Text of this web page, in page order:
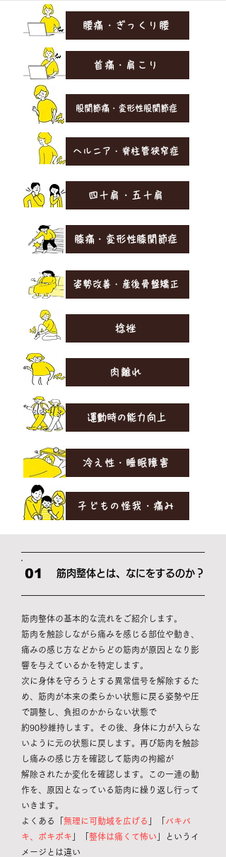
腰痛・ぎっくり腰
首痛・肩こり
股関節痛・変形性股関節症
ヘルニア・脊柱管狭窄症
四十肩・五十肩
膝痛・変形性膝関節症
姿勢改善・産後骨盤矯正
捻挫
肉離れ
運動時の能力向上
冷え性・睡眠障害
子どもの怪我・痛み
01 筋肉整体とは、なにをするのか？
筋肉整体の基本的な流れをご紹介します。
筋肉を触診しながら痛みを感じる部位や動き、
痛みの感じ方などからどの筋肉が原因となり影
響を与えているかを特定します。
次に身体を守ろうとする異常信号を解除するた
め、筋肉が本来の柔らかい状態に戻る姿勢や圧
で調整し、負担のかからない状態で
約90秒維持します。その後、身体に力が入らな
いように元の状態に戻します。再び筋肉を触診
し痛みの感じ方を確認して筋肉の拘縮が
解除されたか変化を確認します。この一連の動
作を、原因となっている筋肉に繰り返し行って
いきます。
よくある「 無理に可動域を広げる
バキバ
キ、ポキポキ
整体は痛くて怖い 」というイ
メージとは違い